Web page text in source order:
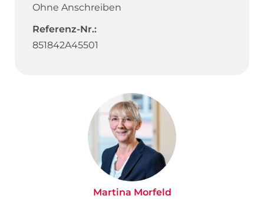
Ohne Anschreiben
Referenz-Nr.:
851842A45501
Martina Morfeld